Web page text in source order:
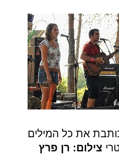
את כל המילים
צילום: רן פרץ